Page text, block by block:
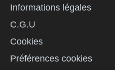
Informations légales
C.G.U
Cookies
Préférences cookies